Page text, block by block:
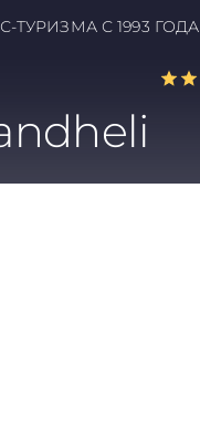
ТУРИЗМА С 1993 ГОДА